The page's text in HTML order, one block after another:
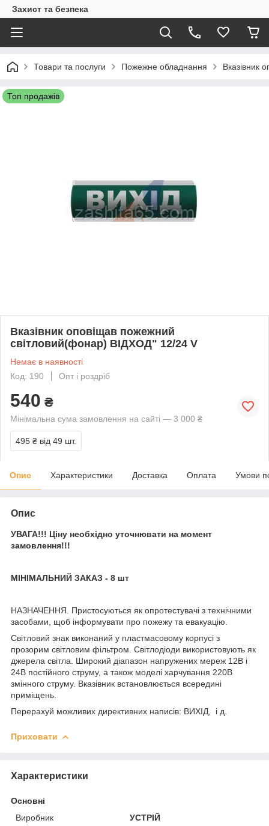
Захист та безпека
Товари та послуги Пожежне обладнання Вказівник
Топ продажів
Вказівник оповіщав пожежний
світловий(фонар) ВІДХОД" 12/24 V
Немає в наявності
Код: 190
Опт і роздріб
540 ₴
Мінімальна сума замовлення на сайті — 3 000 ₴
495 ₴ від 49 шт.
Опис Характеристики Доставка Оплата Умови
Опис
УВАГА!!! Ціну необхідно уточнювати на момент
замовлення!!!
МІНІМАЛЬНИЙ ЗАКАЗ - 8 шт
НАЗНАЧЕННЯ. Пристосуються як опротестувачі з технічними
засобами, щоб інформувати про пожежу та евакуацію.
Світловий знак виконаний у пластмасовому корпусі з
прозорим світловим фільтром. Світлодіоди використовують як
джерела світла. Широкий діапазон напружених мереж 12В і
24В постійного струму, а також моделі харчування 220В
змінного струму. Вказівник встановлюється всередині
приміщень.
Перерахуй можливих директивних написів: ВИХІД, і д.
Приховати
Характеристики
Основні
Виробник
УСТРІЙ